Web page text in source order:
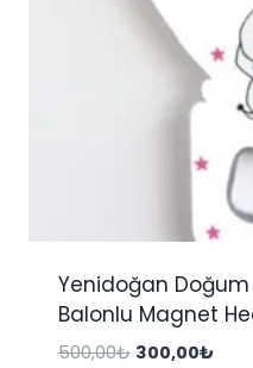
Yenidoğan Doğum
Balonlu Magnet
500,00₺ Orijinal
300,00₺Şu